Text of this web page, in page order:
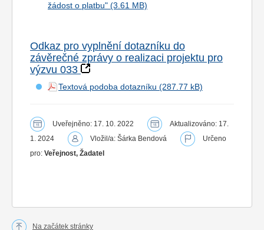
žádost o platbu"
Odkaz pro vyplnění dotazníku do
závěrečné zprávy o realizaci projektu pro
výzvu 033
Textová podoba dotazníku
Uveřejněno: 17. 10. 2022
Aktualizováno: 17.
1. 2024
Vložil/a: Šárka Bendová
Určeno
pro: Veřejnost, Žadatel
Na začátek stránky